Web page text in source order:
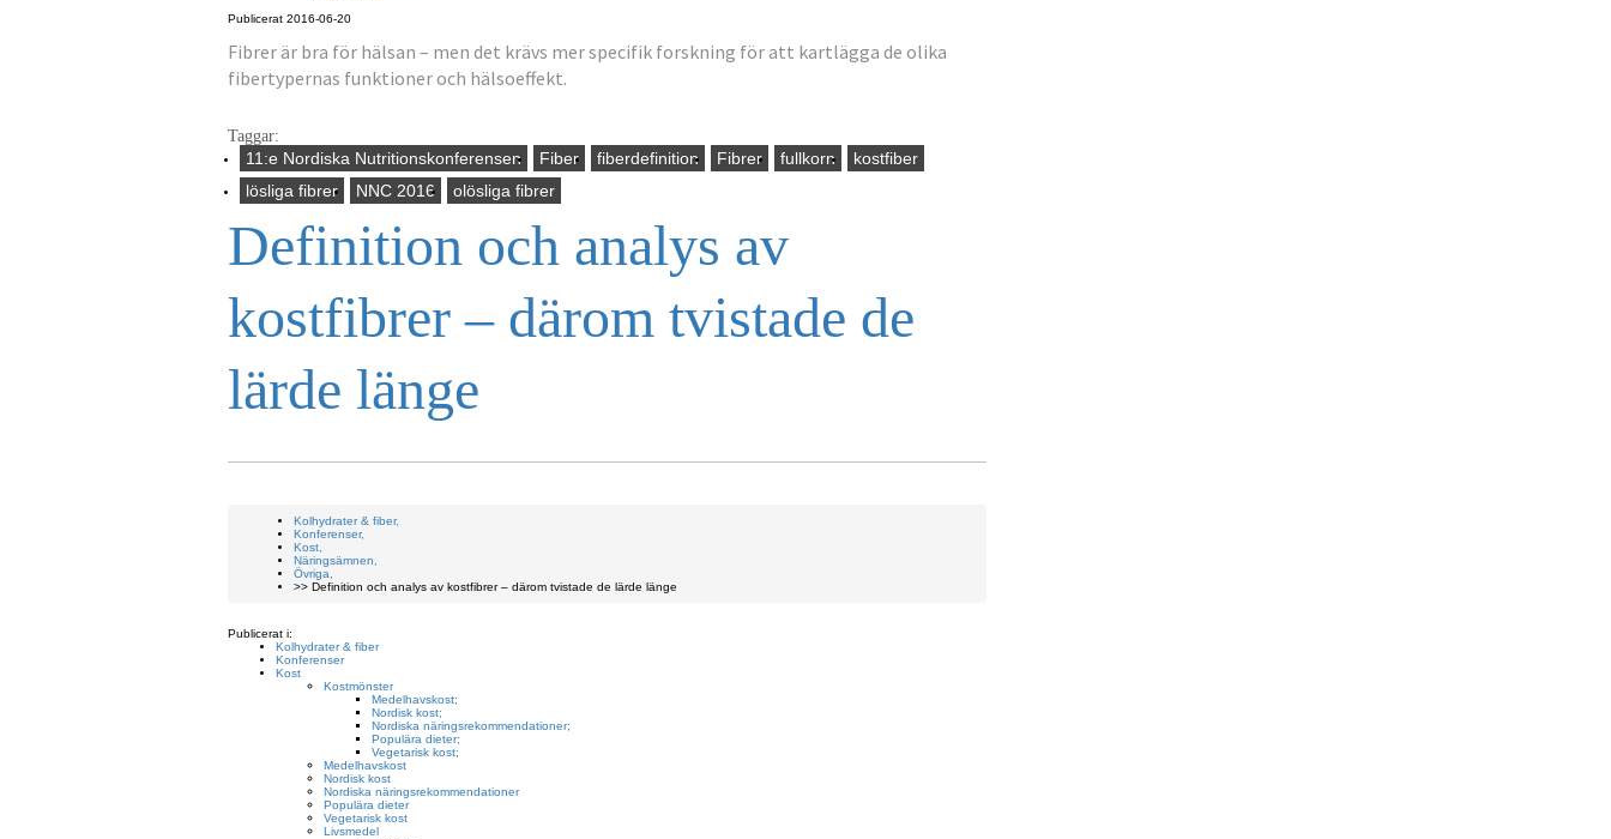
Publicerat 2016-06-20
Fibrer är bra för hälsan – men det krävs mer specifik forskning för att kartlägga de olika
fibertypernas funktioner och hälsoeffekt.
Taggar:
11:e Nordiska Nutritionskonferensen Fiber fiberdefinition Fibrer fullkorn
kostfiber
lösliga fibrer
NNC 2016 olösliga fibrer
Definition och analys av
kostfibrer – därom tvistade de
lärde länge
Kolhydrater & fiber,
Konferenser,
Kost,
Näringsämnen,
Övriga,
>> Definition och analys av kostfibrer – därom tvistade de lärde länge
Publicerat i:
Kolhydrater & fiber
Konferenser
Kost
Kostmönster
Medelhavskost;
Nordisk kost;
Nordiska näringsrekommendationer;
Populära dieter;
Vegetarisk kost;
Medelhavskost
Nordisk kost
Nordiska näringsrekommendationer
Populära dieter
Vegetarisk kost
Livsmedel